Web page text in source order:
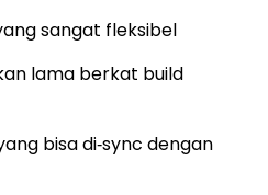
sangat fleksibel
lama berkat build
bisa di‑sync dengan